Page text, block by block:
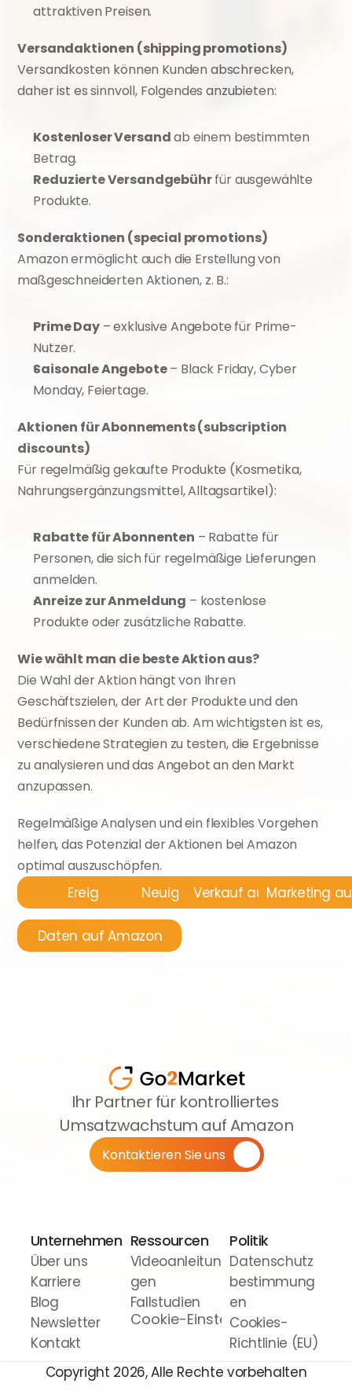
attraktiven Preisen.
Versandaktionen (shipping promotions)
Versandkosten können Kunden abschrecken,
daher ist es sinnvoll, Folgendes anzubieten:
Kostenloser Versand ab einem bestimmten
Betrag.
Reduzierte Versandgebühr für ausgewählte
Produkte.
Sonderaktionen (special promotions)
Amazon ermöglicht auch die Erstellung von
maßgeschneiderten Aktionen, z. B.:
Prime Day – exklusive Angebote für Prime-
Nutzer.
Saisonale Angebote – Black Friday, Cyber
Monday, Feiertage.
Aktionen für Abonnements (subscription
discounts)
Für regelmäßig gekaufte Produkte (Kosmetika,
Nahrungsergänzungsmittel, Alltagsartikel):
Rabatte für Abonnenten – Rabatte für
Personen, die sich für regelmäßige Lieferungen
anmelden.
Anreize zur Anmeldung – kostenlose
Produkte oder zusätzliche Rabatte.
Wie wählt man die beste Aktion aus?
Die Wahl der Aktion hängt von Ihren
Geschäftszielen, der Art der Produkte und den
Bedürfnissen der Kunden ab. Am wichtigsten ist es,
verschiedene Strategien zu testen, die Ergebnisse
zu analysieren und das Angebot an den Markt
anzupassen.
Regelmäßige Analysen und ein flexibles Vorgehen
helfen, das Potenzial der Aktionen bei Amazon
optimal auszuschöpfen.
Ereignisse NeuigkeitenVerkauf auf Amazon
Marketing
Daten auf Amazon
Ihr Partner für kontrolliertes
Umsatzwachstum auf Amazon
Kontaktieren Sie uns
Unternehmen
Über uns
Karriere
Blog
Newsletter
Kontakt
Ressourcen
Videoanleitun
gen
Fallstudien
Cookie-Einstellungen
Politik
Datenschutz
bestimmung
en
Cookies-
Richtlinie (EU)
Copyright 2026, Alle Rechte vorbehalten